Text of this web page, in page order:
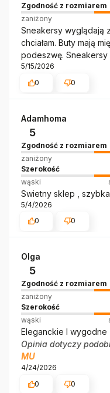
Zgodność z rozmiarem
zaniżony
Sneakersy wyglądają
chciałam. Buty mają
podeszwę.
5/15/2026
0
0
Adamhoma
5
Zgodność z rozmiarem
zaniżony
Szerokość
wąski
Swietny sklep ,
5/4/2026
0
0
Olga
5
Zgodność z rozmiarem
zaniżony
Szerokość
wąski
Eleganckie I wygodne
Opinia dotyczy
MU
4/24/2026
0
0